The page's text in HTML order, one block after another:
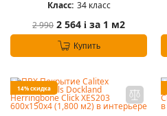
Класс: 34 класс
2 990 2 564 i за 1 м2
Купить
14% скидка